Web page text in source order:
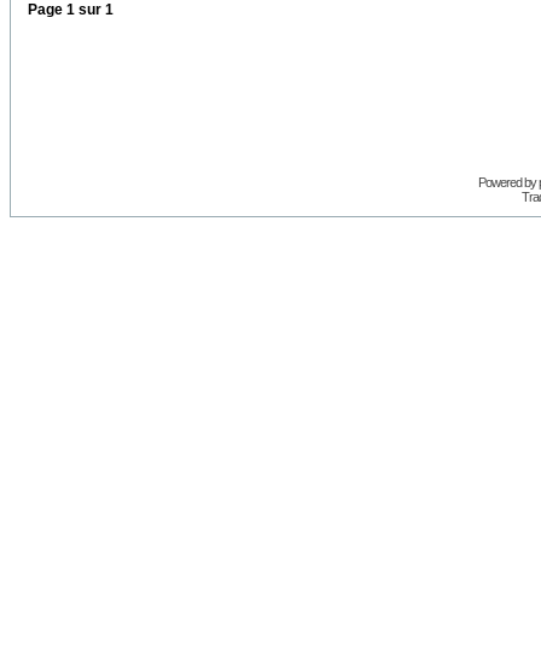
Page 1 sur 1
Powered by